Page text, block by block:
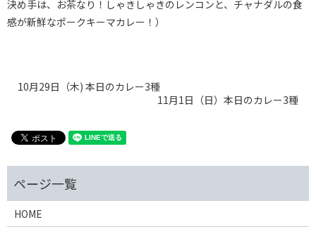
決め手は、お茶なり！しゃきしゃきのレンコンと、チャナダルの食
感が新鮮なポークキーマカレー！）
10月29日（木) 本日のカレー3種
11月1日（日）本日のカレー3種
HOME